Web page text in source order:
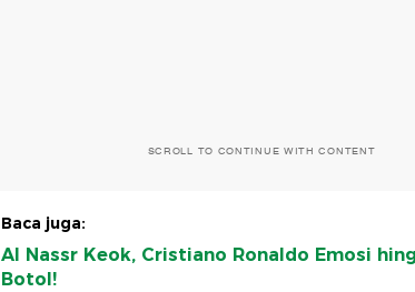
SCROLL TO CONTINUE WITH CONTENT
Baca juga:
Al Nassr Keok, Cristiano Ronaldo Emosi
Botol!